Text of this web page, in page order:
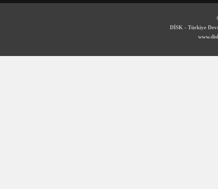
DİSK - Türkiye